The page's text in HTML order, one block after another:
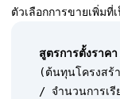
ตัวเลือกการขายเพิ่มที่
สูตรการตั้งราคา
(ต้นทุนโครงส
/ จำนวนการเรี